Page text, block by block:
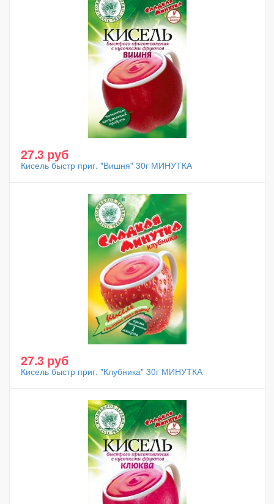
27.3 руб
Кисель быстр приг. "Вишня" 30г МИНУТКА
27.3 руб
Кисель быстр приг. "Клубника" 30г МИНУТКА